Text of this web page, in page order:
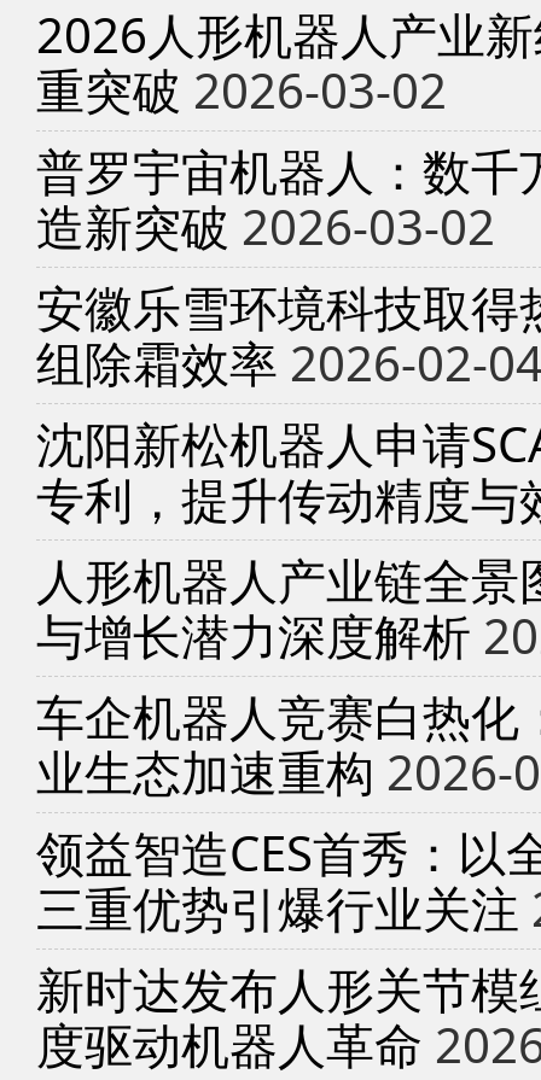
2026人形机器人产业
重突破 2026-03-02
普罗宇宙机器人：数
造新突破 2026-03-02
安徽乐雪环境科技取
组除霜效率 2026-02-
沈阳新松机器人申请
专利，提升传动精度与
人形机器人产业链全
与增长潜力深度解析
车企机器人竞赛白热
业生态加速重构 2026-
领益智造CES首秀：以
三重优势引爆行业关注
新时达发布人形关节
度驱动机器人革命